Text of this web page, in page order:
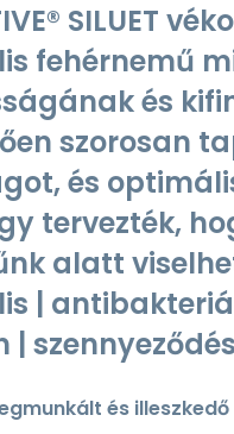
SILUET
fehérnemű
és
szorosan
és
tervezték,
alatt
|
és illeszkedő